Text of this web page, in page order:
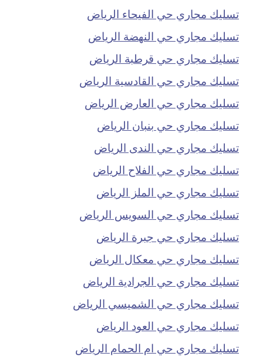
تسليك مجاري حي الفيحاء الرياض
تسليك مجاري حي النهضة الرياض
تسليك مجاري حي قرطبة الرياض
تسليك مجاري حي القادسية الرياض
تسليك مجاري حي العارض الرياض
تسليك مجاري حي بنبان الرياض
تسليك مجاري حي الندى الرياض
تسليك مجاري حي الفلاح الرياض
تسليك مجاري حي الملز الرياض
تسليك مجاري حي السويس الرياض
تسليك مجاري حي جبرة الرياض
تسليك مجاري حي معكال الرياض
تسليك مجاري حي الجرادية الرياض
تسليك مجاري حي الشميسي الرياض
تسليك مجاري حي العود الرياض
تسليك مجاري حي ام الحمام الرياض